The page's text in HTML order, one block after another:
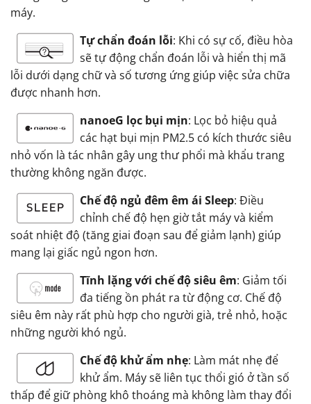
máy.
Tự chẩn đoán lỗi: Khi có sự cố, điều hòa
sẽ tự động chẩn đoán lỗi và hiển thị mã
lỗi dưới dạng chữ và số tương ứng giúp việc sửa chữa
được nhanh hơn.
nanoeG lọc bụi mịn: Lọc bỏ hiệu quả
các hạt bụi mịn PM2.5 có kích thước siêu
nhỏ vốn là tác nhân gây ung thư phổi mà khẩu trang
thường không ngăn được.
Chế độ ngủ đêm êm ái Sleep: Điều
chỉnh chế độ hẹn giờ tắt máy và kiểm
soát nhiệt độ (tăng giai đoạn sau để giảm lạnh) giúp
mang lại giấc ngủ ngon hơn.
Tĩnh lặng với chế độ siêu êm: Giảm tối
đa tiếng ồn phát ra từ động cơ. Chế độ
siêu êm này rất phù hợp cho người già, trẻ nhỏ, hoặc
những người khó ngủ.
Chế độ khử ẩm nhẹ: Làm mát nhẹ để
khử ẩm. Máy sẽ liên tục thổi gió ở tần số
thấp để giữ phòng khô thoáng mà không làm thay đổi